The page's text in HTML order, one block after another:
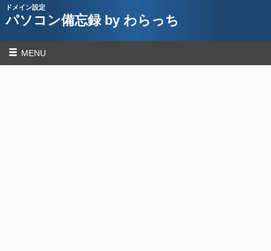
ドメイン設定
パソコン備忘録 by わらっち
MENU